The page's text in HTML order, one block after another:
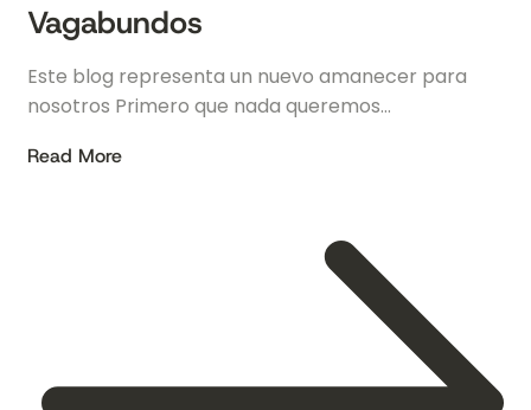
Vagabundos
Este blog representa un nuevo amanecer para
nosotros Primero que nada queremos…
Read More